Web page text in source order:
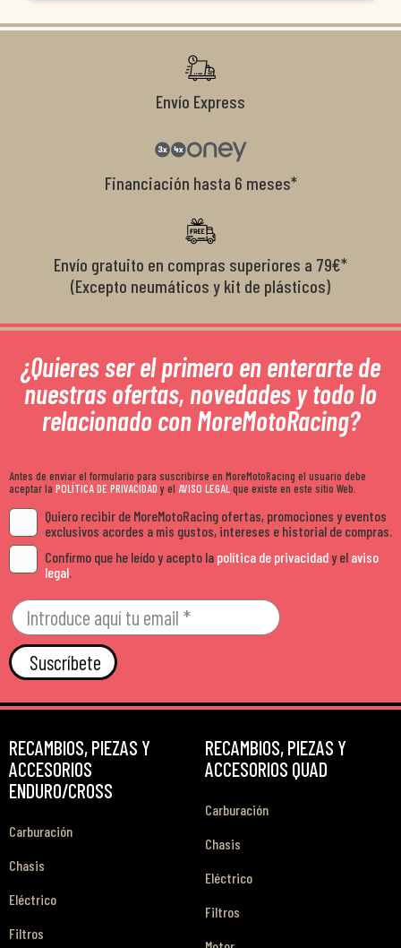
Envío Express
Financiación hasta 6 meses*
Envío gratuito en compras superiores a 79€*
(Excepto neumáticos y kit de plásticos)
¿Quieres ser el primero en enterarte de
nuestras ofertas, novedades y todo lo
relacionado con MoreMotoRacing?
Antes de enviar el formulario para suscribirse en MoreMotoRacing el usuario debe
aceptar la POLÍTICA DE PRIVACIDADy el AVISO LEGALque existe en este sitio Web.
Quiero recibir de MoreMotoRacing ofertas, promociones y eventos
exclusivos acordes a mis gustos, intereses e historial de compras.
Confirmo que he leído y acepto la política de privacidady el aviso
legal
Suscríbete
RECAMBIOS, PIEZAS Y
ACCESORIOS
ENDURO/CROSS
Carburación
Chasis
Eléctrico
Filtros
RECAMBIOS, PIEZAS Y
ACCESORIOS QUAD
Carburación
Chasis
Eléctrico
Filtros